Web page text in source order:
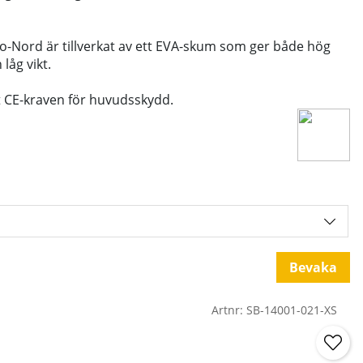
Nord är tillverkat av ett EVA-skum som ger både hög
vikt.
kraven för huvudsskydd.
Bevaka
Artnr: SB-14001-021-XS